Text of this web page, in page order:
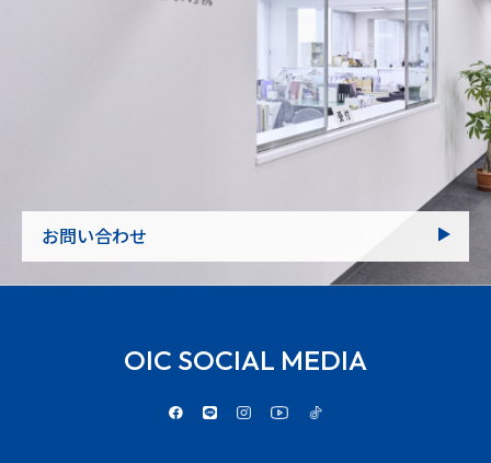
お問い合わせ
OIC SOCIAL MEDIA